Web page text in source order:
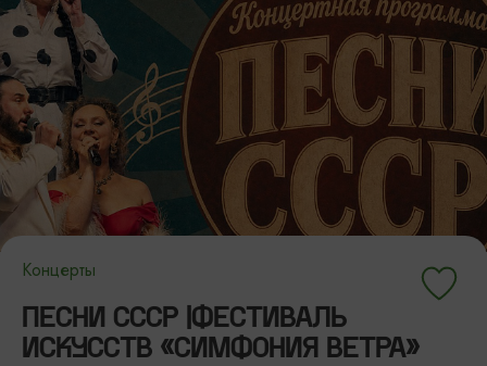
Концерты
ПЕСНИ СССР |ФЕСТИВАЛЬ
ИСКУССТВ «СИМФОНИЯ ВЕТРА»